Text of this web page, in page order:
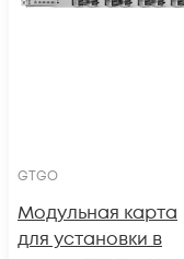
GTGO
Модульная карта
для установки в